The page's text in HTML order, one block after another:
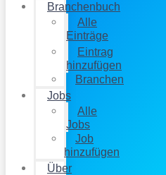
Branchenbuch
Alle
Einträge
Eintrag
hinzufügen
Branchen
Jobs
Alle
Jobs
Job
hinzufügen
Über